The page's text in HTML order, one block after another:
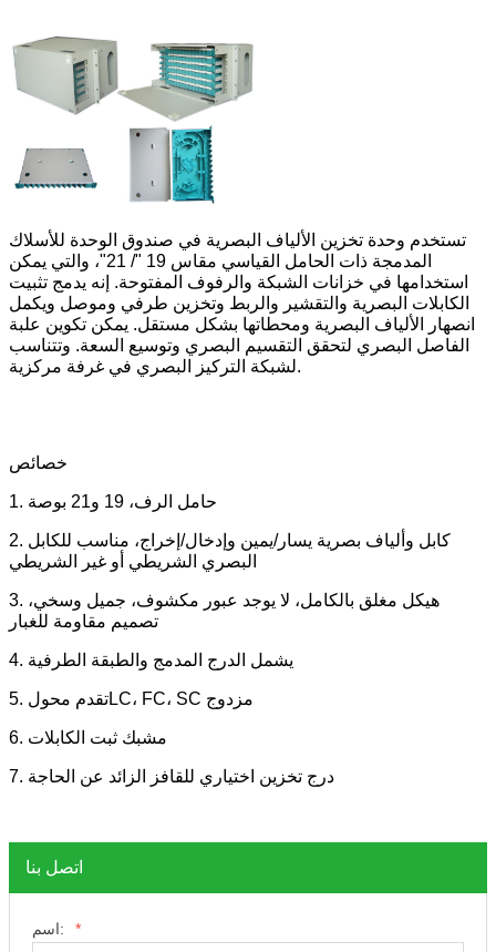
تستخدم وحدة تخزين الألياف البصرية في صندوق الوحدة للأسلاك
المدمجة ذات الحامل القياسي مقاس 19 "/ 21"، والتي يمكن
استخدامها في خزانات الشبكة والرفوف المفتوحة. إنه يدمج تثبيت
الكابلات البصرية والتقشير والربط وتخزين طرفي وموصل ويكمل
انصهار الألياف البصرية ومحطاتها بشكل مستقل. يمكن تكوين علبة
الفاصل البصري لتحقق التقسيم البصري وتوسيع السعة. وتتناسب
لشبكة التركيز البصري في غرفة مركزية.
خصائص
1. حامل الرف، 19 و21 بوصة
2. كابل وألياف بصرية يسار/يمين وإدخال/إخراج، مناسب للكابل
البصري الشريطي أو غير الشريطي
3. هيكل مغلق بالكامل، لا يوجد عبور مكشوف، جميل وسخي،
تصميم مقاومة للغبار
4. يشمل الدرج المدمج والطبقة الطرفية
5. تقدم محولLC، FC، SC مزدوج
6. مشبك ثبت الكابلات
7. درج تخزين اختياري للقافز الزائد عن الحاجة
اتصل بنا
اسم: *